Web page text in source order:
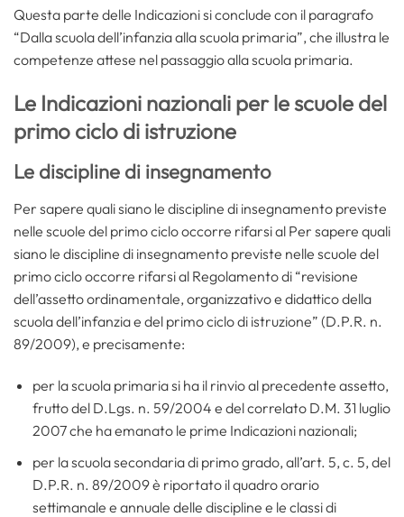
Questa parte delle Indicazioni si conclude con il paragrafo
“Dalla scuola dell’infanzia alla scuola primaria”, che illustra le
competenze attese nel passaggio alla scuola primaria.
Le Indicazioni nazionali per le scuole del
primo ciclo di istruzione
Le discipline di insegnamento
Per sapere quali siano le discipline di insegnamento previste
nelle scuole del primo ciclo occorre rifarsi al Per sapere quali
siano le discipline di insegnamento previste nelle scuole del
primo ciclo occorre rifarsi al Regolamento di “revisione
dell’assetto ordinamentale, organizzativo e didattico della
scuola dell’infanzia e del primo ciclo di istruzione” (D.P.R. n.
89/2009), e precisamente:
per la scuola primaria si ha il rinvio al precedente assetto,
frutto del D.Lgs. n. 59/2004 e del correlato D.M. 31 luglio
2007 che ha emanato le prime Indicazioni nazionali;
per la scuola secondaria di primo grado, all’art. 5, c. 5, del
D.P.R. n. 89/2009 è riportato il quadro orario
settimanale e annuale delle discipline e le classi di